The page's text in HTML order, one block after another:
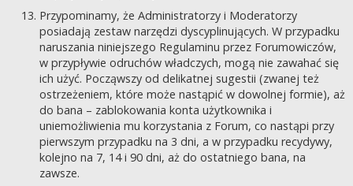
Przypominamy, że Administratorzy i Moderatorzy
posiadają zestaw narzędzi dyscyplinujących. W przypadku
naruszania niniejszego Regulaminu przez Forumowiczów,
w przypływie odruchów władczych, mogą nie zawahać się
ich użyć. Począwszy od delikatnej sugestii (zwanej też
ostrzeżeniem, które może nastąpić w dowolnej formie), aż
do bana – zablokowania konta użytkownika i
uniemożliwienia mu korzystania z Forum, co nastąpi przy
pierwszym przypadku na 3 dni, a w przypadku recydywy,
kolejno na 7, 14 i 90 dni, aż do ostatniego bana, na
zawsze.